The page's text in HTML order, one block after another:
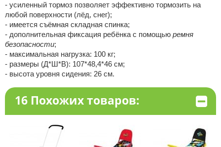
- усиленный тормоз позволяет эффективно тормозить на
любой поверхности (лёд, снег);
- имеется съёмная складная спинка;
- дополнительная фиксация ребёнка с помощью ремня
безопасности;
- максимальная нагрузка: 100 кг;
- размеры (Д*Ш*В): 107*48,4*46 см;
- высота уровня сидения: 26 см.
16 Похожих товаров: